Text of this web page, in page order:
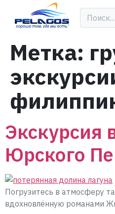
Метка:
Экскурсия
Юрского
Погрузитесь в атмосферу
вдохновлённую романами